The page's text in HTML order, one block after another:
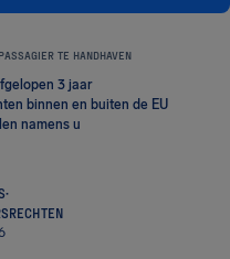
TE HANDHAVEN
3 jaar
binnen en buiten de EU
namens u
·